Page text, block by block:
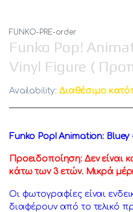
FUNKO-PRE-order
Funko Pop!
Vinyl Figure (
Availability:Διαθέσιμο
Funko Pop! Animation: Bluey
Προειδοποίηση: Δεν είναι
κάτω των 3 ετών. Μικρά
Οι φωτογραφίες είναι
διαφέρουν από το τελικό